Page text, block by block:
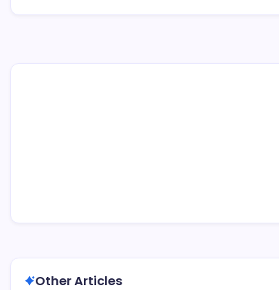
Other Articles